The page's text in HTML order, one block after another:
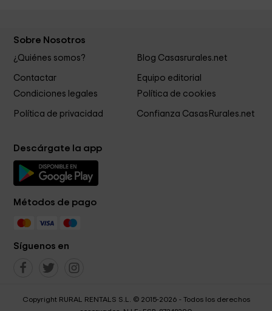
Sobre Nosotros
¿Quiénes somos? Blog Casasrurales.net
Contactar
Equipo editorial
Condiciones legales
Política de cookies
Política de privacidad Confianza CasasRurales.net
Descárgate la app
Métodos de pago
Síguenos en
Copyright RURAL RENTALS S.L. © 2015-2026 - Todos los derechos